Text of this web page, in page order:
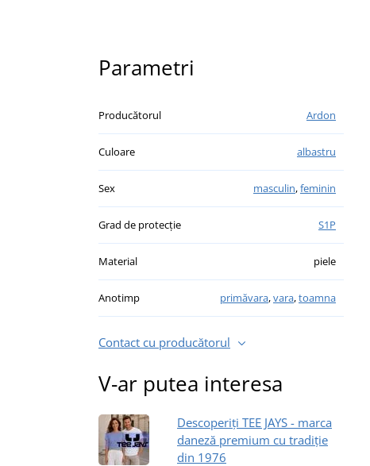
Parametri
Producătorul Ardon
Culoare albastru
Sex masculin,feminin
Grad de protecție S1P
Material piele
Anotimp primăvara,vara,toamna
Contact cu producătorul
V-ar putea interesa
Descoperiți TEE JAYS - marca
daneză premium cu tradiție
din 1976